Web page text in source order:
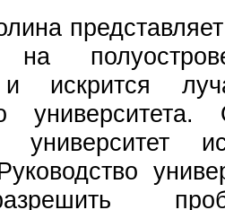
на
и искрится
университет